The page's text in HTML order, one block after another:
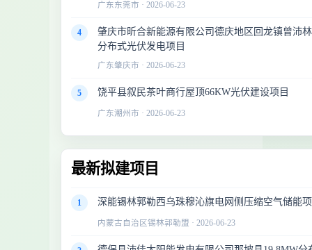
广东东莞市 · 2026-06-23
4
肇庆市昕合新能源有限公司德庆地区回龙镇曾沛
分布式光伏发电项目
广东肇庆市 · 2026-06-23
5 饶平县叙民茶叶商行屋顶66KW光伏建设项目
广东潮州市 · 2026-06-23
最新拟建项目
1 深能锡林郭勒西乌珠穆沁旗电网侧压缩空气储能
内蒙古自治区锡林郭勒盟 · 2026-06-23